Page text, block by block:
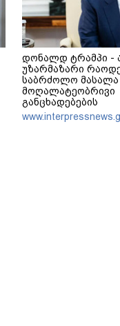
დონალდ ტრამპი -
უზარმაზარი
საბრძოლო მასალა
მოღალატეობრივი
განცხადებების
მიმდინარეობს,